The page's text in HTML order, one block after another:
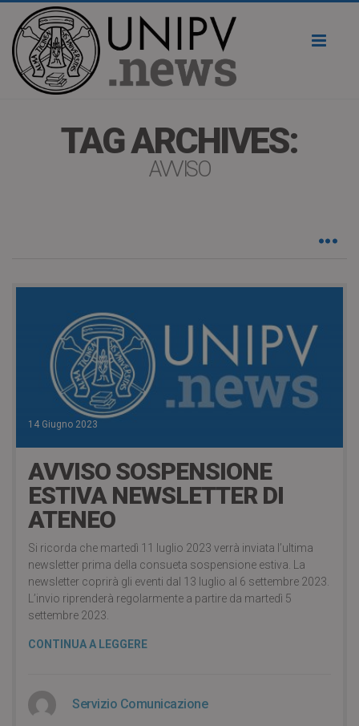
TAG ARCHIVES:
AVVISO
14 Giugno 2023
AVVISO SOSPENSIONE
ESTIVA NEWSLETTER DI
ATENEO
Si ricorda che martedì 11 luglio 2023 verrà inviata l’ultima
newsletter prima della consueta sospensione estiva. La
newsletter coprirà gli eventi dal 13 luglio al 6 settembre 2023.
L’invio riprenderà regolarmente a partire da martedì 5
settembre 2023.
CONTINUA A LEGGERE
Servizio Comunicazione